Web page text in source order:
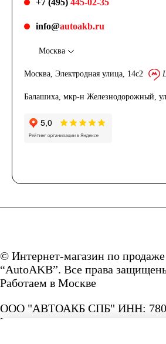
+7 (495) 445-02-35
info@autoakb.ru
Москва
Москва, Электродная улица, 14с2
Балашиха, мкр-н Железнодорожный,
© Интернет-магазин по
“AutoAKB”. Все права
Работаем в Москве
ООО "АВТОАКБ СПБ" ИНН:
780201001 ОГРН: 1167847287156.